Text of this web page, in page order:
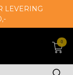
LEVERING
0